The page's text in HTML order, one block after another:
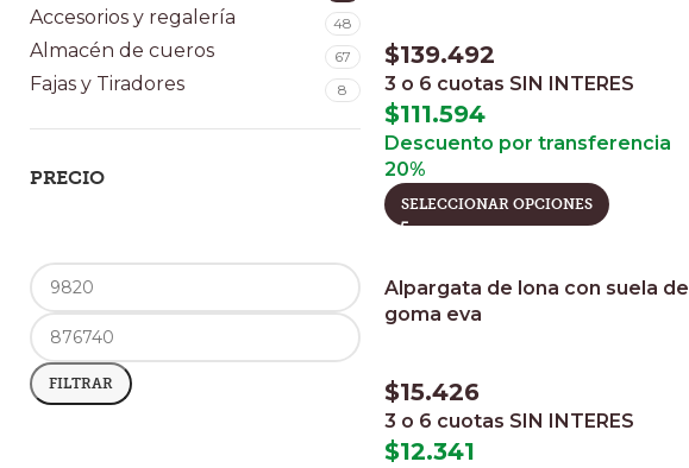
Accesorios y regalería 48
Almacén de cueros 67
Fajas y Tiradores 8
PRECIO
FILTRAR
$139.492
3 o 6 cuotas SIN INTERES
$111.594
Descuento por transferencia
20%
SELECCIONAR OPCIONES
Alpargata de lona con suela de
goma eva
$15.426
3 o 6 cuotas SIN INTERES
$12.341